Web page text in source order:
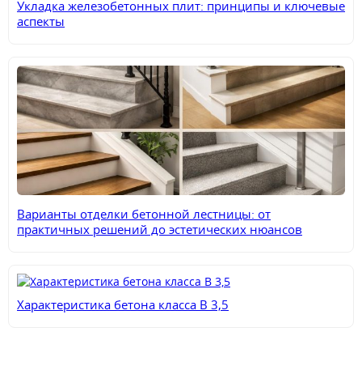
Укладка железобетонных плит: принципы и ключевые
аспекты
Варианты отделки бетонной лестницы: от
практичных решений до эстетических нюансов
Характеристика бетона класса В 3,5